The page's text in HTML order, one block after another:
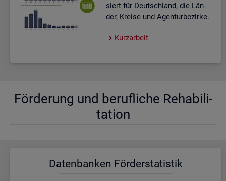
siert für Deutsch­land, die Län­
der, Krei­se und Agen­tur­be­zir­ke.
Kurz­ar­beit
För­de­rung und be­ruf­li­che Re­ha­bi­li­
ta­ti­on
Da­ten­ban­ken För­der­sta­tis­tik